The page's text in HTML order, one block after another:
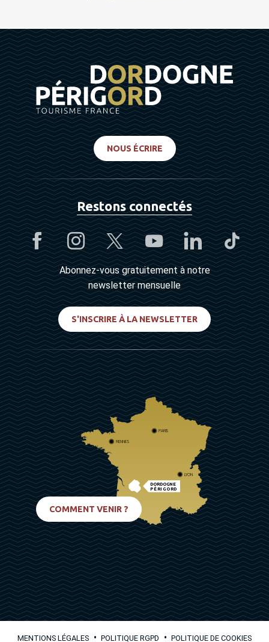
NOUS ÉCRIRE
Restons connectés
Abonnez-vous gratuitement à notre
newsletter mensuelle
S'INSCRIRE À LA NEWSLETTER
DORDOGNE
PÉRIGORD
PARIS
RENNES
LYON
COMMENT VENIR ?
MENTIONS LÉGALES • POLITIQUE RGPD • POLITIQUE DE COOKIES